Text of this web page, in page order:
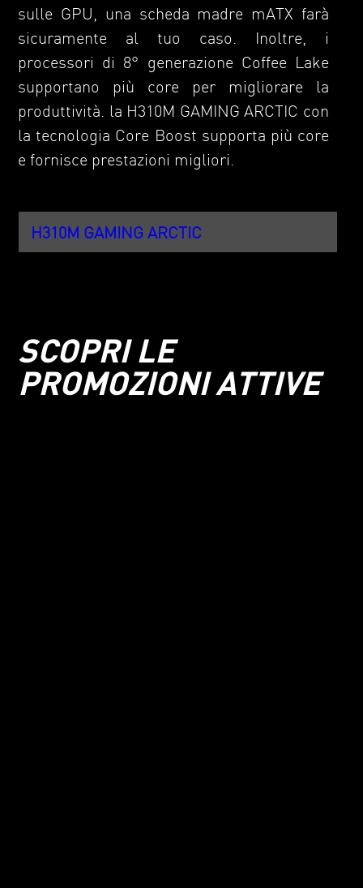
sulle GPU, una scheda madre mATX farà
sicuramente al tuo caso. Inoltre, i
processori di 8° generazione Coffee Lake
supportano più core per migliorare la
produttività. la H310M GAMING ARCTIC con
la tecnologia Core Boost supporta più core
e fornisce prestazioni migliori.
H310M GAMING ARCTIC
SCOPRI LE
PROMOZIONI ATTIVE